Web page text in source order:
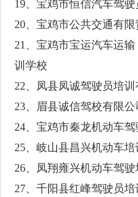
19、宝鸡市恒信汽车驾驶
20、宝鸡市公共交通有
21、宝鸡市宝运汽车运
训学校
22、凤县凤诚驾驶员培训
23、眉县诚信驾校有限公
24、宝鸡市秦龙机动车
25、岐山县昌兴机动车培
26、凤翔雍兴机动车驾驶
27、千阳县红峰驾驶员培